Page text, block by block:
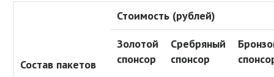
Состав пакетов
Стоимость (рублей)
Золотой
спонсор
Сребряный
спонсор